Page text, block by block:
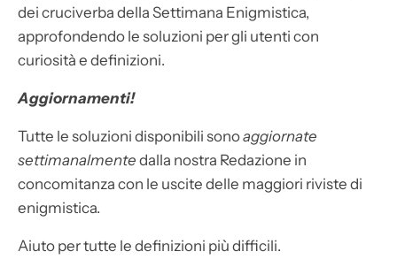
dei cruciverba della Settimana Enigmistica,
approfondendo le soluzioni per gli utenti con
curiosità e definizioni.
Aggiornamenti!
Tutte le soluzioni disponibili sonoaggiornate
settimanalmente dalla nostra Redazione in
concomitanza con le uscite delle maggiori riviste di
enigmistica.
Aiuto per tutte le definizioni più difficili.